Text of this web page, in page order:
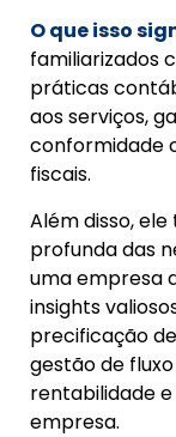
O que isso
familiarizados
práticas
aos serviços,
conformidade
fiscais.
Além disso,
profunda das
uma empresa
insights
precificação
gestão de
rentabilidade
empresa.